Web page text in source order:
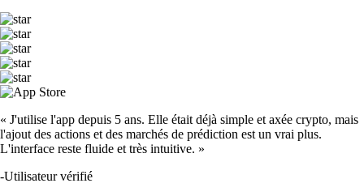
« J'utilise l'app depuis 5 ans. Elle était déjà simple et axée crypto, mais
l'ajout des actions et des marchés de prédiction est un vrai plus.
L'interface reste fluide et très intuitive. »
-Utilisateur vérifié